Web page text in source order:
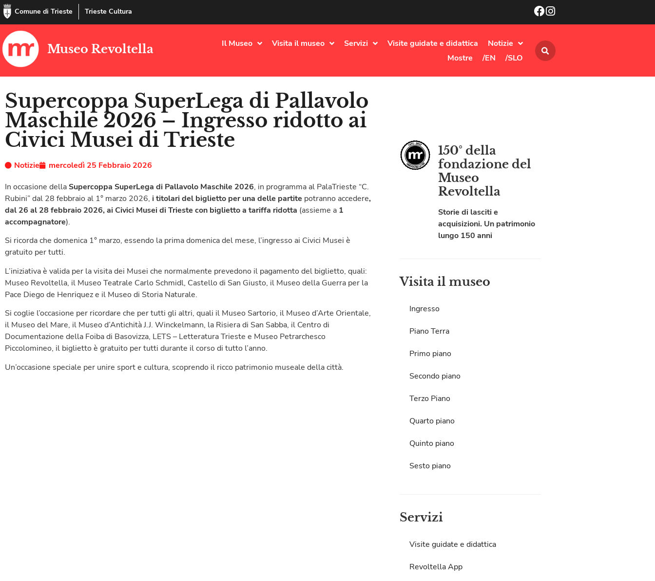
Comune di Trieste Trieste Cultura
Museo Revoltella Il Museo Visita il museo Servizi Visite guidate e didattica
Notizie
Mostre
/EN /SLO
Supercoppa SuperLega di Pallavolo
Maschile 2026 – Ingresso ridotto ai
Civici Musei di Trieste
Notizie
mercoledì 25 Febbraio 2026
In occasione della Supercoppa SuperLega di Pallavolo Maschile 2026, in programma al PalaTrieste “C.
Rubini” dal 28 febbraio al 1° marzo 2026, i titolari del biglietto per una delle partite potranno accedere,
dal 26 al 28 febbraio 2026, aiCivici Musei di Trieste con bigliettoa tariffa ridotta (assieme a 1
accompagnatore).
Si ricorda che domenica 1° marzo, essendo la prima domenica del mese, l’ingresso ai Civici Musei è
gratuito per tutti.
L’iniziativa è valida per la visita dei Musei che normalmente prevedono il pagamento del biglietto, quali:
Museo Revoltella, il Museo Teatrale Carlo Schmidl, Castello di San Giusto, il Museo della Guerra per la
Pace Diego de Henriquez e il Museo di Storia Naturale.
Si coglie l’occasione per ricordare che per tutti gli altri, quali il Museo Sartorio, il Museo d’Arte Orientale,
il Museo del Mare, il Museo d’Antichità J.J. Winckelmann, la Risiera di San Sabba, il Centro di
Documentazione della Foiba di Basovizza, LETS – Letteratura Trieste e Museo Petrarchesco
Piccolomineo, il biglietto è gratuito per tutti durante il corso di tutto l’anno.
Un’occasione speciale per unire sport e cultura, scoprendo il ricco patrimonio museale della città.
150° della
fondazione del
Museo
Revoltella
Storie di lasciti e
acquisizioni. Un patrimonio
lungo 150 anni
Visita il museo
Ingresso
Piano Terra
Primo piano
Secondo piano
Terzo Piano
Quarto piano
Quinto piano
Sesto piano
Servizi
Visite guidate e didattica
Revoltella App